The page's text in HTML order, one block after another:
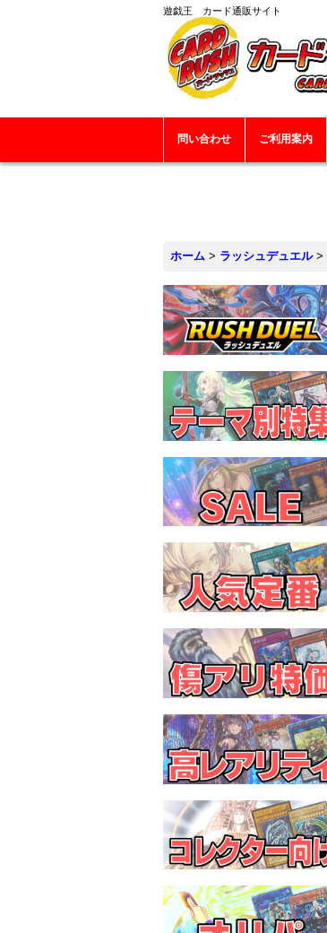
遊戯王 カード通販サイト
問い合わせ ご利用案内
ホーム > ラッシュデュエル >